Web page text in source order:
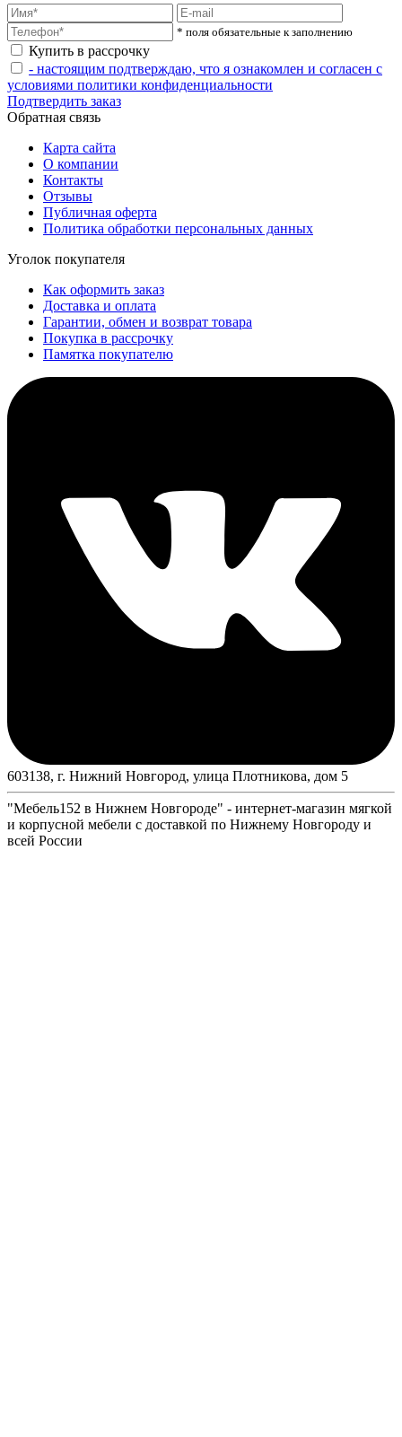
* поля обязательные к заполнению
Купить в рассрочку
- настоящим подтверждаю, что я ознакомлен и согласен с
условиями политики конфиденциальности
Подтвердить заказ
Обратная связь
Карта сайта
О компании
Контакты
Отзывы
Публичная оферта
Политика обработки персональных данных
Уголок покупателя
Как оформить заказ
Доставка и оплата
Гарантии, обмен и возврат товара
Покупка в рассрочку
Памятка покупателю
603138, г. Нижний Новгород, улица Плотникова, дом 5
"Мебель152 в Нижнем Новгороде" - интернет-магазин мягкой
и корпусной мебели с доставкой по Нижнему Новгороду и
всей России